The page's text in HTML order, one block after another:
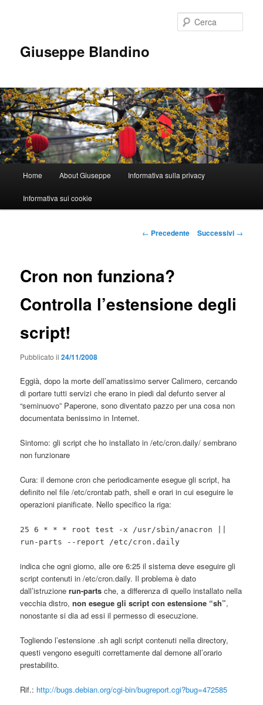
Giuseppe Blandino
principale
Home About Giuseppe Informativa sulla privacy
Informativa sui cookie
Navigazione
← Precedente Successivi →
Cron non funziona?
Controlla l’estensione degli
script!
Pubblicato il24/11/2008
Eggià, dopo la morte dell’amatissimo server Calimero, cercando
di portare tutti servizi che erano in piedi dal defunto server al
“seminuovo” Paperone, sono diventato pazzo per una cosa non
documentata benissimo in Internet.
Sintomo: gli script che ho installato in /etc/cron.daily/ sembrano
non funzionare
Cura: il demone cron che periodicamente esegue gli script, ha
definito nel file /etc/crontab path, shell e orari in cui eseguire le
operazioni pianificate. Nello specifico la riga:
25 6 * * * root test -x /usr/sbin/anacron ||
run-parts --report /etc/cron.daily
indica che ogni giorno, alle ore 6:25 il sistema deve eseguire gli
script contenuti in /etc/cron.daily. Il problema è dato
dall’istruzionerun-parts che, a differenza di quello installato nella
vecchia distro,non esegue gli script con estensione “sh”,
nonostante si dia ad essi il permesso di esecuzione.
Togliendo l’estensione .sh agli script contenuti nella directory,
questi vengono eseguiti correttamente dal demone all’orario
prestabilito.
Rif.: http://bugs.debian.org/cgi-bin/bugreport.cgi?bug=472585